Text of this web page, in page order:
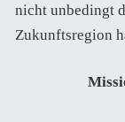
nicht unbedingt
Zukunftsregion